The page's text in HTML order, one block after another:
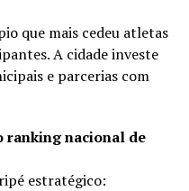
que mais cedeu atletas
A cidade investe
e parcerias com
ranking nacional de
estratégico: